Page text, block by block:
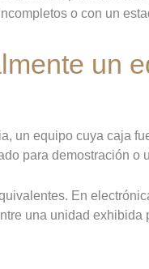
o con un
un
un equipo cuya caja
para demostración
En
una unidad